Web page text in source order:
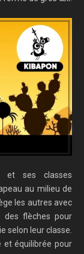
et ses classes
au milieu de
les autres avec
des flèches pour
selon leur classe.
et équilibrée pour